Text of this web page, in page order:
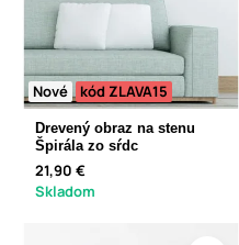
Nové kód ZLAVA15
Drevený obraz na stenu
Špirála zo sŕdc
21,90 €
Skladom